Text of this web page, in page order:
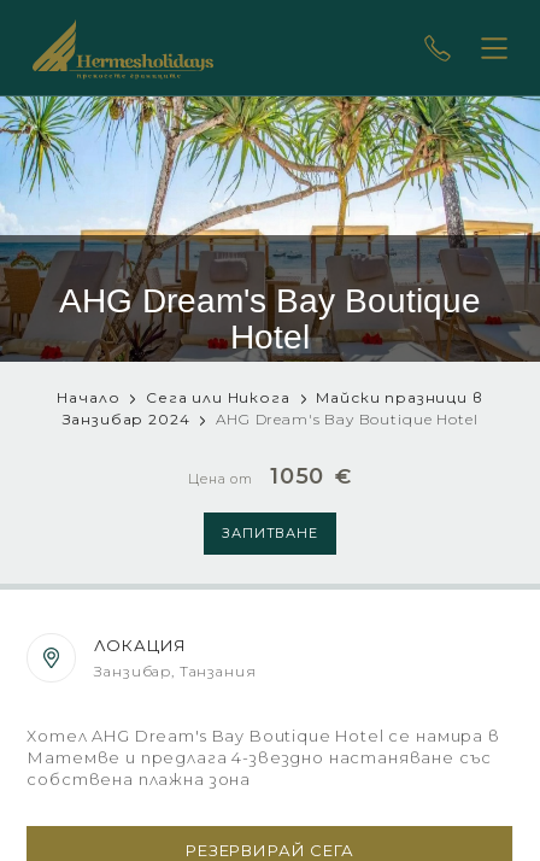
AHG Dream's Bay Boutique
Hotel
Начало Сега или Никога
Майски празници в
Занзибар 2024
AHG Dream's Bay Boutique Hotel
Цена от 1050 €
ЗАПИТВАНЕ
ЛОКАЦИЯ
Занзибар, Танзания
Хотел AHG Dream's Bay Boutique Hotel се намира в
Матемве и предлага 4-звездно настаняване със
собствена плажна зона
РЕЗЕРВИРАЙ СЕГА